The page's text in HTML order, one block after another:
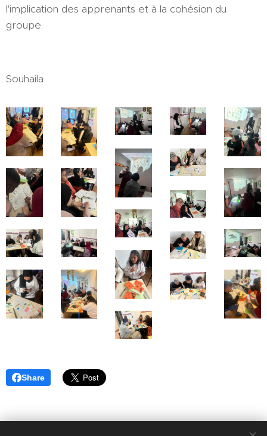
l'implication des apprenants et à la cohésion du
groupe.
Souhaila
Share